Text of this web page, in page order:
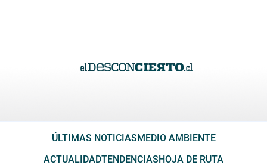
ÚLTIMAS NOTICIASMEDIO AMBIENTE
ACTUALIDADTENDENCIASHOJA DE RUTA